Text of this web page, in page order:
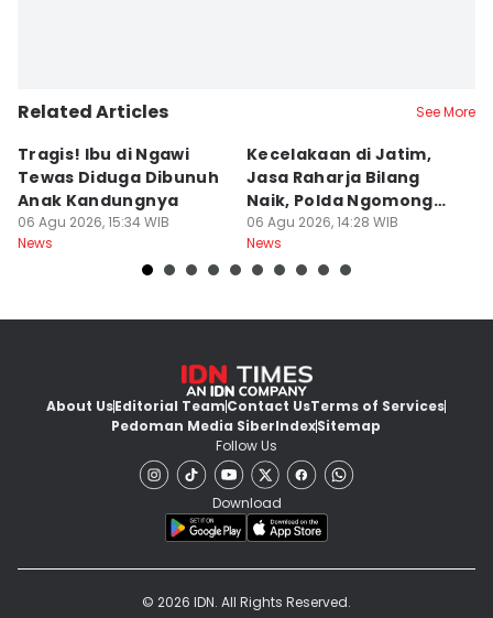
Related Articles See More
Tragis! Ibu di Ngawi
Tewas Diduga Dibunuh
Anak Kandungnya
06 Agu 2026, 15:34 WIB
News
Kecelakaan di Jatim,
Jasa Raharja Bilang
Naik, Polda Ngomong
Turun
06 Agu 2026, 14:28 WIB
News
About UsEditorial TeamContact UsTerms of Services
Pedoman Media SiberIndexSitemap
Follow Us
Download
© 2026 IDN. All Rights Reserved.